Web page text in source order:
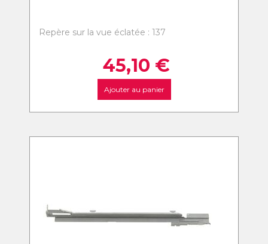
Repère sur la vue éclatée : 137
45,10 €
Ajouter au panier